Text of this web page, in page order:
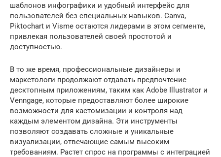
шаблонов инфографики и удобный интерфейс для
пользователей без специальных навыков. Canva,
Piktochart и Visme остаются лидерами в этом сегменте,
привлекая пользователей своей простотой и
доступностью.
В то же время, профессиональные дизайнеры и
маркетологи продолжают отдавать предпочтение
десктопным приложениям, таким как Adobe Illustrator и
Venngage, которые предоставляют более широкие
возможности для кастомизации и контроля над
каждым элементом дизайна. Эти инструменты
позволяют создавать сложные и уникальные
визуализации, отвечающие самым высоким
требованиям. Растет спрос на программы с интеграцией